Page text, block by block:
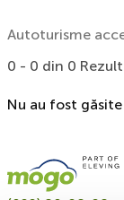
Autoturisme
0 - 0 din 0
Nu au fost